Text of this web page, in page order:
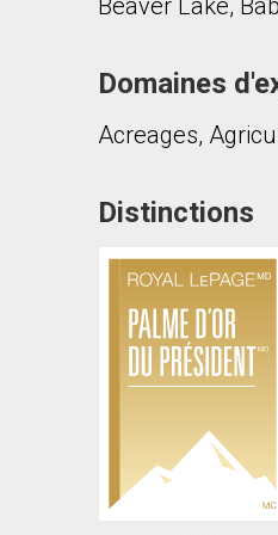
En cliquant
Beaver Lake,
Domaines
Acreages,
Distinctions